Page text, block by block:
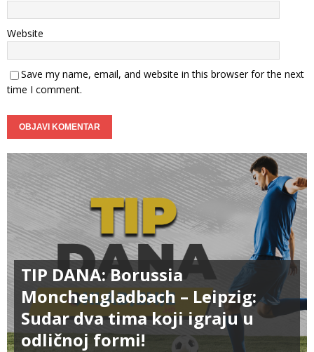
Website
Save my name, email, and website in this browser for the next
time I comment.
TIP DANA: Borussia
Monchengladbach – Leipzig:
Sudar dva tima koji igraju u
odličnoj formi!